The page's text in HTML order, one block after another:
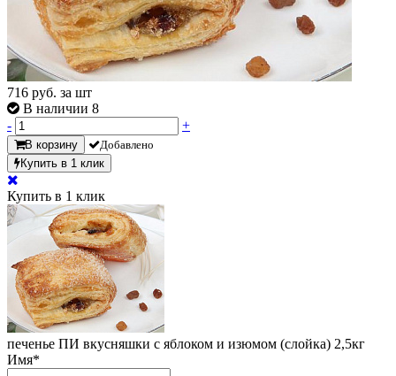
716 руб. за шт
В наличии 8
-
+
В корзину
Добавлено
Купить в 1 клик
Купить в 1 клик
печенье ПИ вкусняшки с яблоком и изюмом (слойка) 2,5кг
Имя*